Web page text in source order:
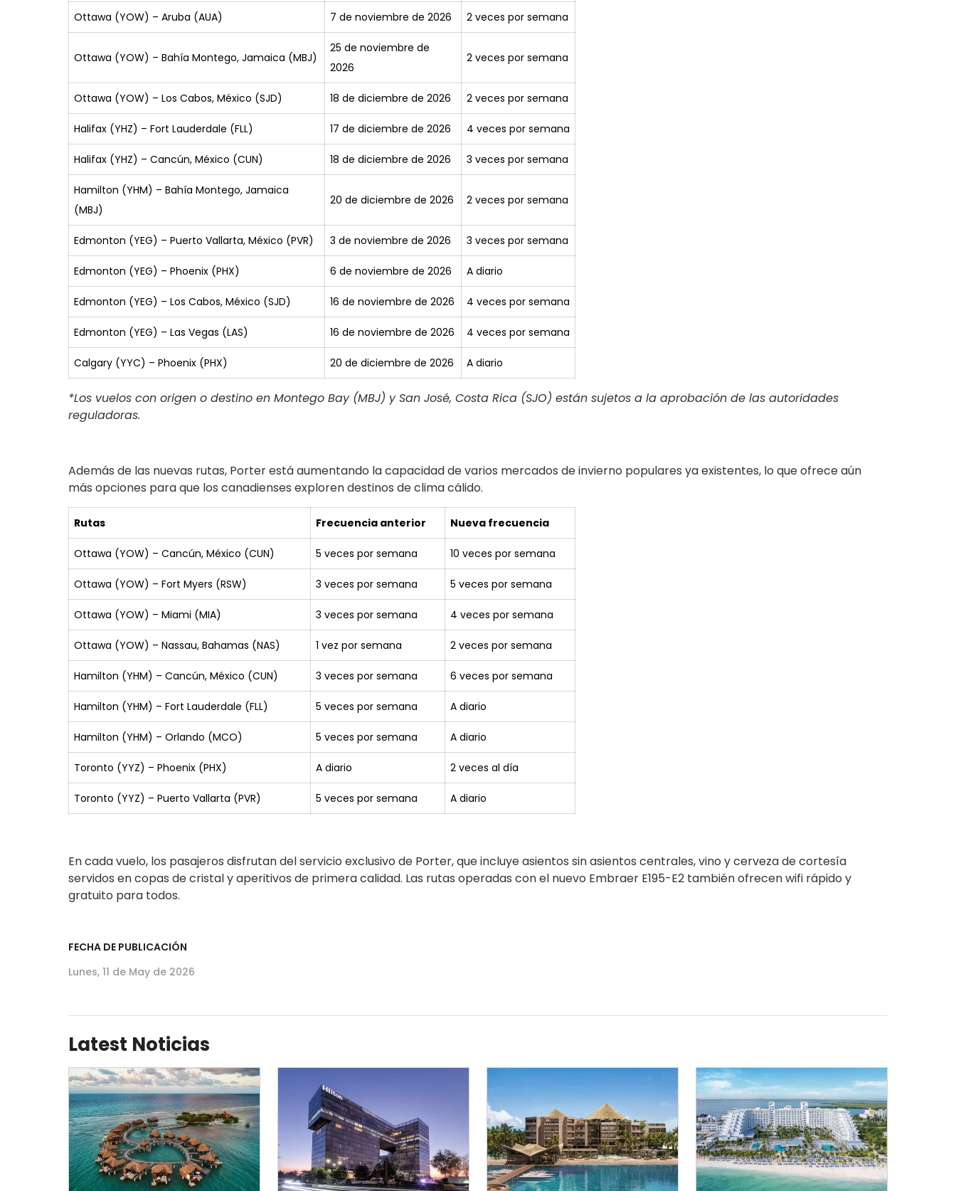
Ottawa (YOW) – Aruba (AUA) 7 de noviembre de 2026 2 veces por semana
Ottawa (YOW) – Bahía Montego, Jamaica (MBJ)
25 de noviembre de
2026
2 veces por semana
Ottawa (YOW) – Los Cabos, México (SJD) 18 de diciembre de 2026 2 veces por semana
Halifax (YHZ) – Fort Lauderdale (FLL) 17 de diciembre de 2026 4 veces por semana
Halifax (YHZ) – Cancún, México (CUN) 18 de diciembre de 2026 3 veces por semana
Hamilton (YHM) – Bahía Montego, Jamaica
(MBJ)
20 de diciembre de 2026 2 veces por semana
Edmonton (YEG) – Puerto Vallarta, México (PVR) 3 de noviembre de 2026 3 veces por semana
Edmonton (YEG) – Phoenix (PHX) 6 de noviembre de 2026 A diario
Edmonton (YEG) – Los Cabos, México (SJD) 16 de noviembre de 2026 4 veces por semana
Edmonton (YEG) – Las Vegas (LAS) 16 de noviembre de 2026 4 veces por semana
Calgary (YYC) – Phoenix (PHX) 20 de diciembre de 2026 A diario
*Los vuelos con origen o destino en Montego Bay (MBJ) y San José, Costa Rica (SJO) están sujetos a la aprobación de las autoridades
reguladoras.
Además de las nuevas rutas, Porter está aumentando la capacidad de varios mercados de invierno populares ya existentes, lo que ofrece aún
más opciones para que los canadienses exploren destinos de clima cálido.
Rutas Frecuencia anterior Nueva frecuencia
Ottawa (YOW) – Cancún, México (CUN) 5 veces por semana 10 veces por semana
Ottawa (YOW) – Fort Myers (RSW) 3 veces por semana 5 veces por semana
Ottawa (YOW) – Miami (MIA) 3 veces por semana 4 veces por semana
Ottawa (YOW) – Nassau, Bahamas (NAS) 1 vez por semana 2 veces por semana
Hamilton (YHM) – Cancún, México (CUN) 3 veces por semana 6 veces por semana
Hamilton (YHM) – Fort Lauderdale (FLL) 5 veces por semana A diario
Hamilton (YHM) – Orlando (MCO) 5 veces por semana A diario
Toronto (YYZ) – Phoenix (PHX) A diario 2 veces al día
Toronto (YYZ) – Puerto Vallarta (PVR) 5 veces por semana A diario
En cada vuelo, los pasajeros disfrutan del servicio exclusivo de Porter, que incluye asientos sin asientos centrales, vino y cerveza de cortesía
servidos en copas de cristal y aperitivos de primera calidad. Las rutas operadas con el nuevo Embraer E195-E2 también ofrecen wifi rápido y
gratuito para todos.
FECHA DE PUBLICACIÓN
Lunes, 11 de May de 2026
Latest Noticias